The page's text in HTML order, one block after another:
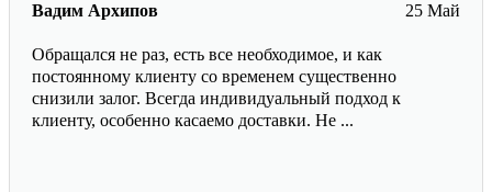
25 Май
Вадим Архипов
Обращался не раз, есть все необходимое, и как
постоянному клиенту со временем существенно
снизили залог. Всегда индивидуальный подход к
клиенту, особенно касаемо доставки. Не ...